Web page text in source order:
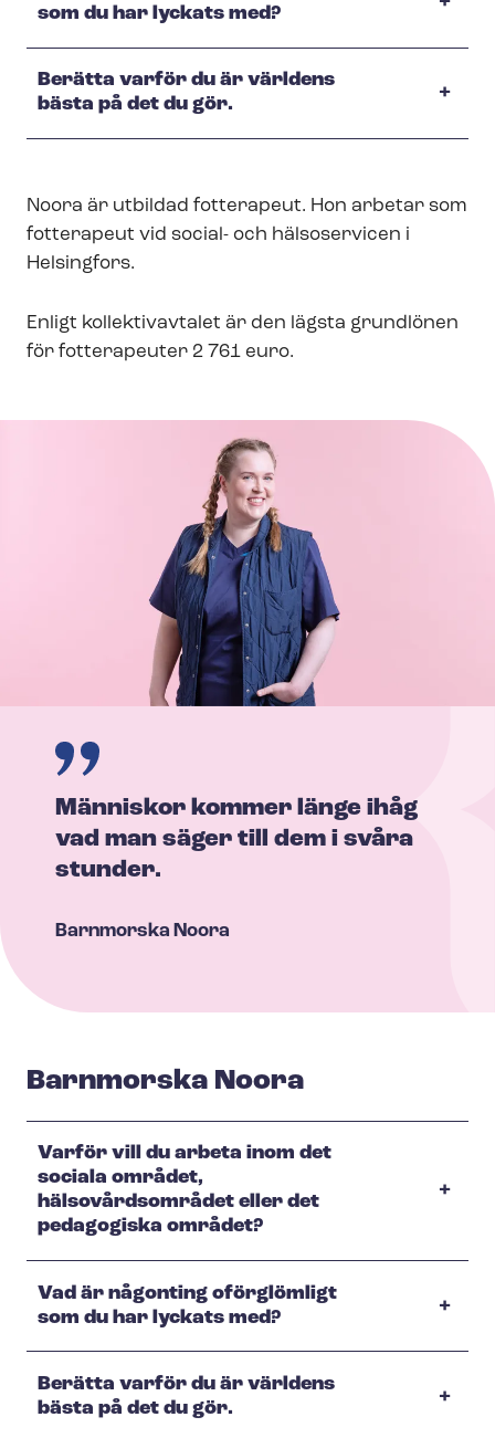
som du har lyckats med?
Berätta varför du är världens
bästa på det du gör.
Noora är utbildad fotterapeut. Hon arbetar som
fotterapeut vid social- och hälsoservicen i
Helsingfors.
Enligt kollektivavtalet är den lägsta grundlönen
för fotterapeuter 2 761 euro.
Människor kommer länge ihåg
vad man säger till dem i svåra
stunder.
Barnmorska Noora
Barnmorska Noora
Varför vill du arbeta inom det
sociala området,
hälsovårdsområdet eller det
pedagogiska området?
Vad är någonting oförglömligt
som du har lyckats med?
Berätta varför du är världens
bästa på det du gör.